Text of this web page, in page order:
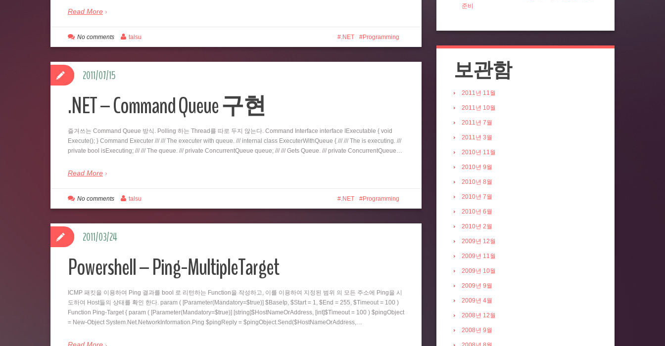
Read More
.NET Programming
No comments talsu
.NET – Command Queue 구현
즐겨쓰는 Command Queue 방식. Polling 하는 Thread를 따로 두지 않는다. Command Interface interface IExecutable { void
Execute(); } Command Executer /// /// The executer with queue. /// internal class ExecuterWithQueue { /// /// The is executing. ///
private bool isExecuting; /// /// The queue. /// private ConcurrentQueue queue; /// /// Gets Queue. /// private ConcurrentQueue…
Read More
2011/07/15
.NET Programming
No comments talsu
Powershell – Ping-MultipleTarget
ICMP 패킷을 이용하여 Ping 결과를 bool 로 리턴하는 Function을 작성하고, 이를 이용하여 지정된 범위 의 모든 주소에 Ping을 시
도하여 Host들의 상태를 확인 한다. param ( [Parameter(Mandatory=$true)] $BaseIp, $Start = 1, $End = 255, $Timeout = 100 )
Function Ping-Target { param ( [Parameter(Mandatory=$true)] [string]$HostNameOrAddress, [int]$Timeout = 100 ) $pingObject
= New-Object System.Net.NetworkInformation.Ping $pingReply = $pingObject.Send($HostNameOrAddress,…
2011/03/24
준비
보관함
2011년 11월
2011년 10월
2011년 7월
2011년 3월
2010년 11월
2010년 9월
2010년 8월
2010년 7월
2010년 6월
2010년 2월
2009년 12월
2009년 11월
2009년 10월
2009년 9월
2009년 4월
2008년 12월
2008년 9월